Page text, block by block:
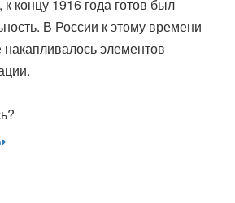
концу 1916 года готов был
В России к этому времени
элементов